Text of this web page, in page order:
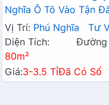
Nghĩa Ô Tô Vào Tận
Doanh Gần KCN Phú
Vị Trí: Phú Nghĩa Tư
Diện Tích:
80m²
Đường
Giá:3-3.5 TỉĐã Có Sổ